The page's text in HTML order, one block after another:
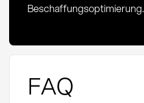
Beschaffungsoptimierung.
FAQ